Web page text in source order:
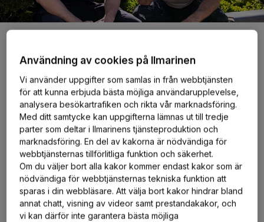
Stöd- och rörelseorganens hälsa är en
del av din arbetsförmåga
Arbetsförmåga innebär att du lyckas i arbetet enligt
dina egna och dina kunders förväntningar. Detta
förutsätter att du har tillräckligt med resurser (bl.a.
funktionsförmåga och kompetens, motivation)
jämfört med arbetskraven. Din fysiska arbets- och
funktionsförmåga avser dina egenskaper och din
beredskap att klara av de fysiska kraven i vardagen
och i ditt arbete samt hemma efter jobbet och på
fritiden. Att främja och stöda stöd- och
Användning av cookies på Ilmarinen
Vi använder uppgifter som samlas in från webbtjänsten
för att kunna erbjuda bästa möjliga användarupplevelse,
analysera besökartrafiken och rikta vår marknadsföring.
Med ditt samtycke kan uppgifterna lämnas ut till tredje
parter som deltar i Ilmarinens tjänsteproduktion och
marknadsföring. En del av kakorna är nödvändiga för
webbtjänsternas tillförlitliga funktion och säkerhet.
Om du väljer bort alla kakor kommer endast kakor som är
nödvändiga för webbtjänsternas tekniska funktion att
sparas i din webbläsare. Att välja bort kakor hindrar bland
annat chatt, visning av videor samt prestandakakor, och
vi kan därför inte garantera bästa möjliga